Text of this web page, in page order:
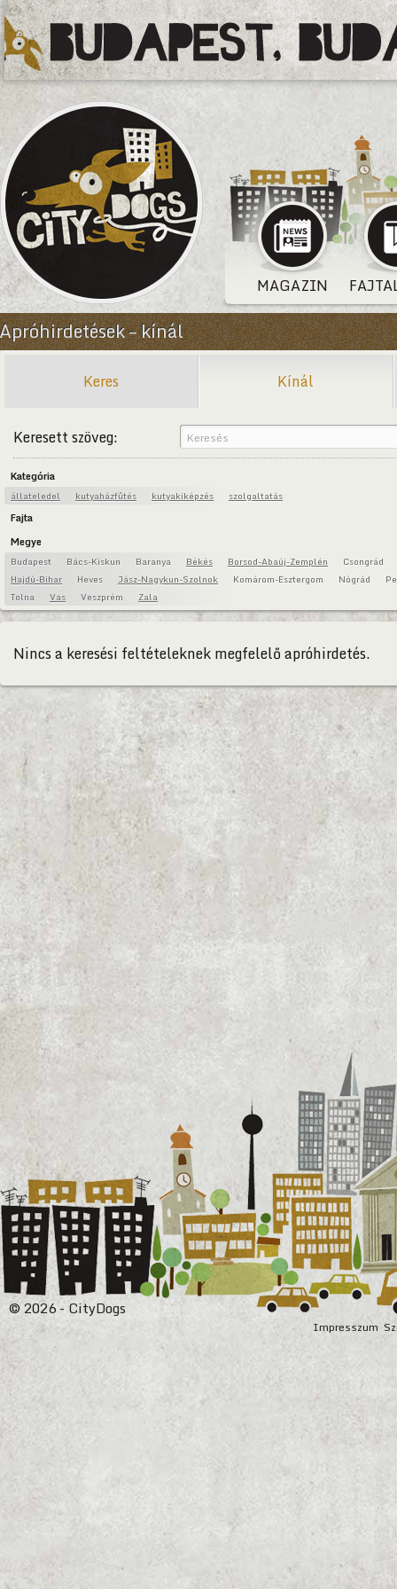
MAGAZIN
Apróhirdetések – kínál
Keres Kínál
Keresett szöveg:
Kategória
állateledel kutyaházfűtés kutyakiképzés szolgaltatás
Fajta
Megye
Budapest Bács-Kiskun Baranya Békés Borsod-Abaúj-Zemplén
Csongrád
Hajdú-Bihar
Heves Jász-Nagykun-Szolnok Komárom-Esztergom Nógrád
Tolna
Vas Veszprém Zala
Nincs a keresési feltételeknek megfelelő apróhirdetés.
Impresszum
© 2026 - CityDogs